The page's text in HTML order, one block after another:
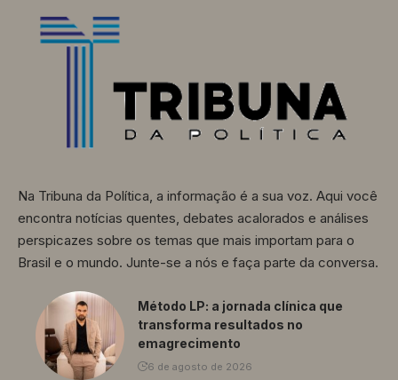
Na Tribuna da Política, a informação é a sua voz. Aqui você
encontra notícias quentes, debates acalorados e análises
perspicazes sobre os temas que mais importam para o
Brasil e o mundo. Junte-se a nós e faça parte da conversa.
Método LP: a jornada clínica que
transforma resultados no
emagrecimento
6 de agosto de 2026